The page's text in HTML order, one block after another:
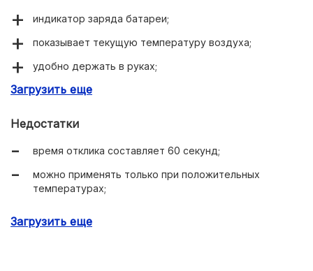
индикатор заряда батареи;
показывает текущую температуру воздуха;
удобно держать в руках;
яркая подсветка дисплея.
Загрузить еще
Недостатки
время отклика составляет 60 секунд;
можно применять только при положительных
температурах;
Загрузить еще